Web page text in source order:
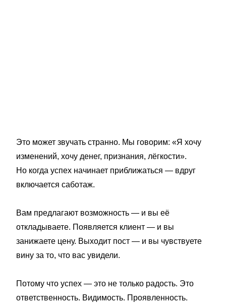
Это может звучать странно. Мы говорим: «Я хочу
изменений, хочу денег, признания, лёгкости».
Но когда успех начинает приближаться — вдруг
включается саботаж.
Вам предлагают возможность — и вы её
откладываете. Появляется клиент — и вы
занижаете цену. Выходит пост — и вы чувствуете
вину за то, что вас увидели.
Потому что успех — это не только радость. Это
ответственность. Видимость. Проявленность.